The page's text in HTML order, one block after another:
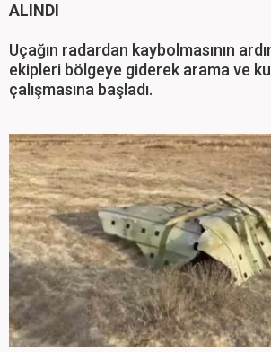
ALINDI
Uçağın radardan kaybolmasının
ekipleri bölgeye giderek arama ve
çalışmasına başladı.